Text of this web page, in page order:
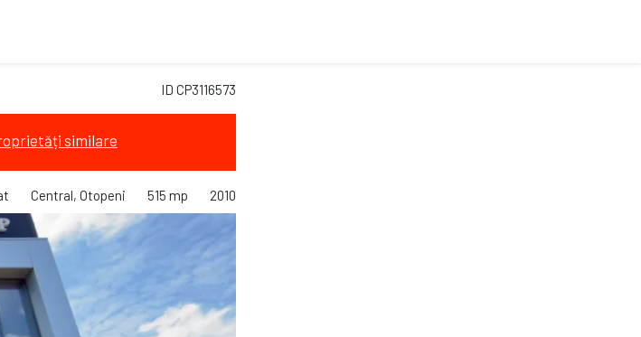
ID CP3116573
similare
Central, Otopeni 515 mp 2010